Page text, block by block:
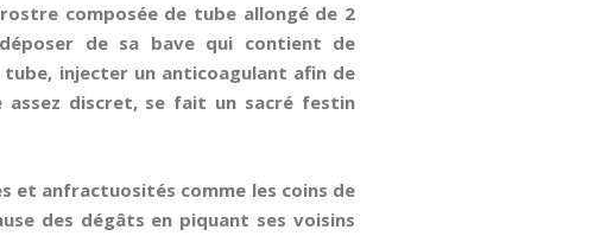
composée de tube allongé de 2
de sa bave qui contient de
injecter un anticoagulant afin de
assez discret, se fait un sacré festin
et anfractuosités comme les coins de
des dégâts en piquant ses voisins